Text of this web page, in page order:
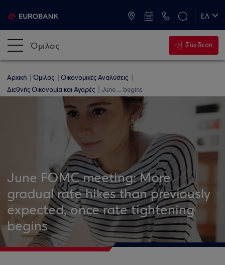
ΕΛ
Όμιλος Σύνδεση
Αρχική Όμιλος
Οικονομικές Αναλύσεις
Διεθνής Οικονομία και Αγορές
June ... begins
June FOMC meeting: More
gradual rate hikes than previously
expected, once rate tightening
begins